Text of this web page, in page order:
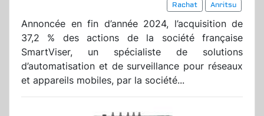
Rachat
Anritsu
Annoncée en fin d’année 2024, l’acquisition de
37,2 % des actions de la société française
SmartViser, un spécialiste de solutions
d’automatisation et de surveillance pour réseaux
et appareils mobiles, par la société...